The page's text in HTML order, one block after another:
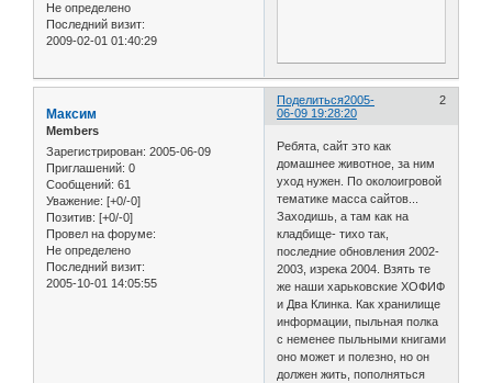
Не определено
Последний визит:
2009-02-01 01:40:29
Поделиться 2
2005-
06-09 19:28:20
Максим
Members
Зарегистрирован: 2005-06-09
Приглашений: 0
Сообщений: 61
Уважение: [+0/-0]
Позитив: [+0/-0]
Провел на форуме:
Не определено
Последний визит:
2005-10-01 14:05:55
Ребята, сайт это как
домашнее животное, за ним
уход нужен. По околоигровой
тематике масса сайтов...
Заходишь, а там как на
кладбище- тихо так,
последние обновления 2002-
2003, изрека 2004. Взять те
же наши харьковские ХОФИФ
и Два Клинка. Как хранилище
информации, пыльная полка
с неменее пыльными книгами
оно может и полезно, но он
должен жить, пополняться